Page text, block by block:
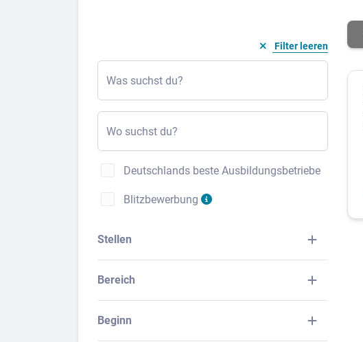
Filter leeren
Was suchst du?
Wo suchst du?
Deutschlands beste Ausbildungsbetriebe
Blitzbewerbung
Stellen
Bereich
Beginn